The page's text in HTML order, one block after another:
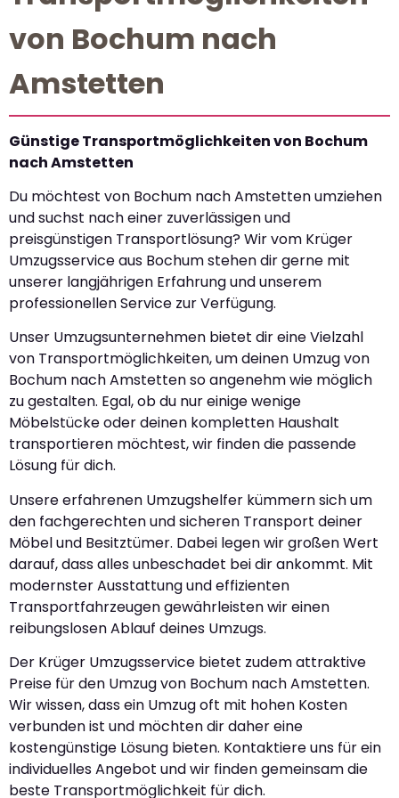
von Bochum nach
Amstetten
Günstige Transportmöglichkeiten von Bochum
nach Amstetten
Du möchtest von Bochum nach Amstetten umziehen
und suchst nach einer zuverlässigen und
preisgünstigen Transportlösung? Wir vom Krüger
Umzugsservice aus Bochum stehen dir gerne mit
unserer langjährigen Erfahrung und unserem
professionellen Service zur Verfügung.
Unser Umzugsunternehmen bietet dir eine Vielzahl
von Transportmöglichkeiten, um deinen Umzug von
Bochum nach Amstetten so angenehm wie möglich
zu gestalten. Egal, ob du nur einige wenige
Möbelstücke oder deinen kompletten Haushalt
transportieren möchtest, wir finden die passende
Lösung für dich.
Unsere erfahrenen Umzugshelfer kümmern sich um
den fachgerechten und sicheren Transport deiner
Möbel und Besitztümer. Dabei legen wir großen Wert
darauf, dass alles unbeschadet bei dir ankommt. Mit
modernster Ausstattung und effizienten
Transportfahrzeugen gewährleisten wir einen
reibungslosen Ablauf deines Umzugs.
Der Krüger Umzugsservice bietet zudem attraktive
Preise für den Umzug von Bochum nach Amstetten.
Wir wissen, dass ein Umzug oft mit hohen Kosten
verbunden ist und möchten dir daher eine
kostengünstige Lösung bieten. Kontaktiere uns für ein
individuelles Angebot und wir finden gemeinsam die
beste Transportmöglichkeit für dich.